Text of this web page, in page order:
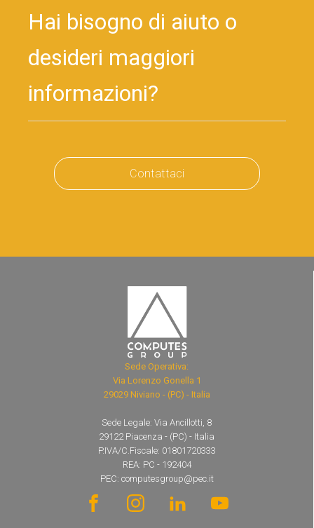
Hai bisogno di aiuto o
desideri maggiori
informazioni?
Contattaci
Sede Operativa:
Via Lorenzo Gonella 1
29029 Niviano - (PC) - Italia
Sede Legale: Via Ancillotti, 8
29122 Piacenza - (PC) - Italia
P.IVA/C.Fiscale: 01801720333
REA: PC - 192404
PEC: computesgroup@pec.it